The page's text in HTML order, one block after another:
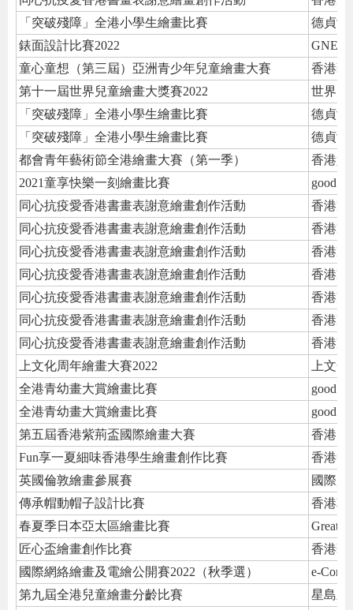
「突破殘障」全港小學生繪畫比賽
德貞女
錶面設計比賽2022
GNET
童心童想（第三屆）亞洲青少年兒童繪畫大賽
香港藝
第十一屆世界兒童繪畫大獎賽2022
世界兒
「突破殘障」全港小學生繪畫比賽
德貞女
「突破殘障」全港小學生繪畫比賽
德貞女
都會青年藝術節全港繪畫大賽（第一季）
香港競
2021童享快樂一刻繪畫比賽
good
同心抗疫愛香港書畫表謝意繪畫創作活動
香港家
同心抗疫愛香港書畫表謝意繪畫創作活動
香港家
同心抗疫愛香港書畫表謝意繪畫創作活動
香港家
同心抗疫愛香港書畫表謝意繪畫創作活動
香港家
同心抗疫愛香港書畫表謝意繪畫創作活動
香港家
同心抗疫愛香港書畫表謝意繪畫創作活動
香港家
同心抗疫愛香港書畫表謝意繪畫創作活動
香港家
上文化周年繪畫大賽2022
上文化
全港青幼畫大賞繪畫比賽
good
全港青幼畫大賞繪畫比賽
good
第五屆香港紫荊盃國際繪畫大賽
香港多
Fun享一夏細味香港學生繪畫創作比賽
香港中
英國倫敦繪畫參展賽
國際
傳承帽動帽子設計比賽
香港朝
春夏季日本亞太區繪畫比賽
Great
匠心盃繪畫創作比賽
香港藝
國際網絡繪畫及電繪公開賽2022（秋季選）
e-
第九屆全港兒童繪畫分齡比賽
星島新